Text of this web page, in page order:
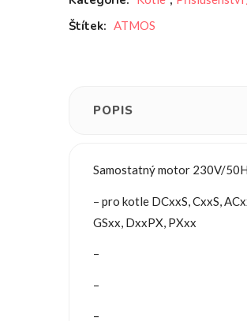
Štítek: ATMOS
POPIS
Samostatný motor 230V/
– pro kotle DCxxS, CxxS,
GSxx, DxxPX, PXxx
–
–
–